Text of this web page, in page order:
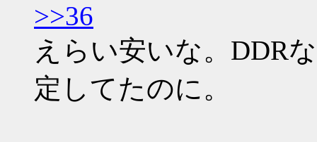
>>36
えらい安いな。DDR
定してたのに。